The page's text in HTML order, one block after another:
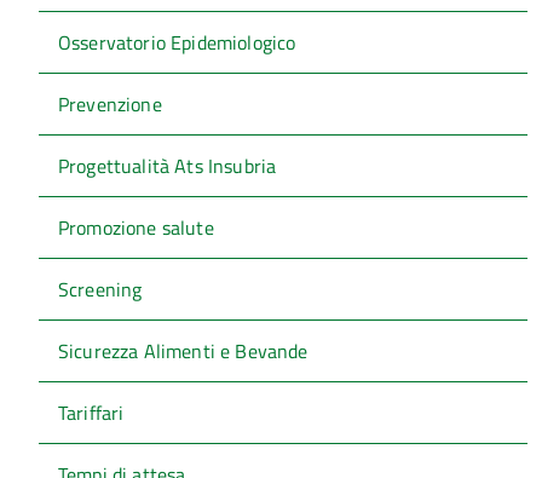
Osservatorio Epidemiologico
Prevenzione
Progettualità Ats Insubria
Promozione salute
Screening
Sicurezza Alimenti e Bevande
Tariffari